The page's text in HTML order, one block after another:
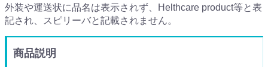
外装や運送状に品名は表示されず、Helthcare product等と表
記され、スピリーバと記載されません。
商品説明